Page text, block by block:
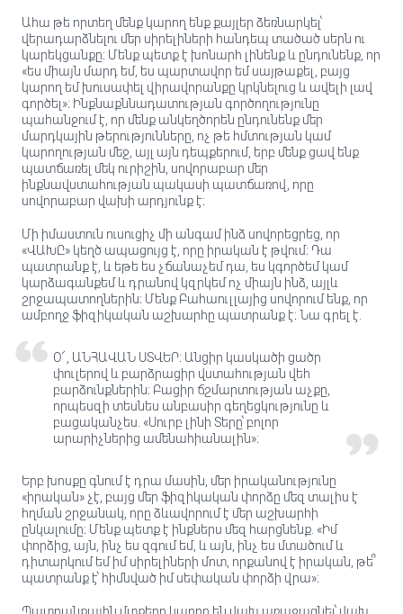
Ահա թե որտեղ մենք կարող ենք քայլեր ձեռնարկել՝
վերադարձնելու մեր սիրելիների հանդեպ տածած սերն ու
կարեկցանքը։ Մենք պետք է խոնարհ լինենք և ընդունենք, որ
«ես միայն մարդ եմ, ես պարտավոր եմ սայթաքել, բայց
կարող եմ խուսափել վիրավորանքը կրկնելուց և ավելի լավ
գործել»։ Ինքնաքննադատության գործողությունը
պահանջում է, որ մենք անկեղծորեն ընդունենք մեր
մարդկային թերությունները, ոչ թե հմտության կամ
կարողության մեջ, այլ այն դեպքերում, երբ մենք ցավ ենք
պատճառել մեկ ուրիշին, սովորաբար մեր
ինքնավստահության պակասի պատճառով, որը
սովորաբար վախի արդյունք է։
Մի իմաստուն ուսուցիչ մի անգամ ինձ սովորեցրեց, որ
«ՎԱԽԸ» կեղծ ապացույց է, որը իրական է թվում։ Դա
պատրանք է, և եթե ես չճանաչեմ դա, ես կգործեմ կամ
կարձագանքեմ և դրանով կզրկեմ ոչ միայն ինձ, այլև
շրջապատողներին։ Մենք Բահաուլլայից սովորում ենք, որ
ամբողջ ֆիզիկական աշխարհը պատրանք է։ Նա գրել է.
Օ՜, ԱՆՀԱՎԱՆ ՍՏՎԵՐ։ Անցիր կասկածի ցածր
փուլերով և բարձրացիր վստահության վեհ
բարձունքներին։ Բացիր ճշմարտության աչքը,
որպեսզի տեսնես անբասիր գեղեցկությունը և
բացականչես. «Սուրբ լինի Տերը՝ բոլոր
արարիչներից ամենահիանալին»։
Երբ խոսքը գնում է դրա մասին, մեր իրականությունը
«իրական» չէ, բայց մեր ֆիզիկական փորձը մեզ տալիս է
հղման շրջանակ, որը ձևավորում է մեր աշխարհի
ընկալումը։ Մենք պետք է ինքներս մեզ հարցնենք. «Իմ
փորձից, այն, ինչ ես զգում եմ, և այն, ինչ ես մտածում և
դիտարկում եմ իմ սիրելիների մոտ, որքանով է իրական, թե՞
պատրանք է՝ հիմնված իմ սեփական փորձի վրա»։